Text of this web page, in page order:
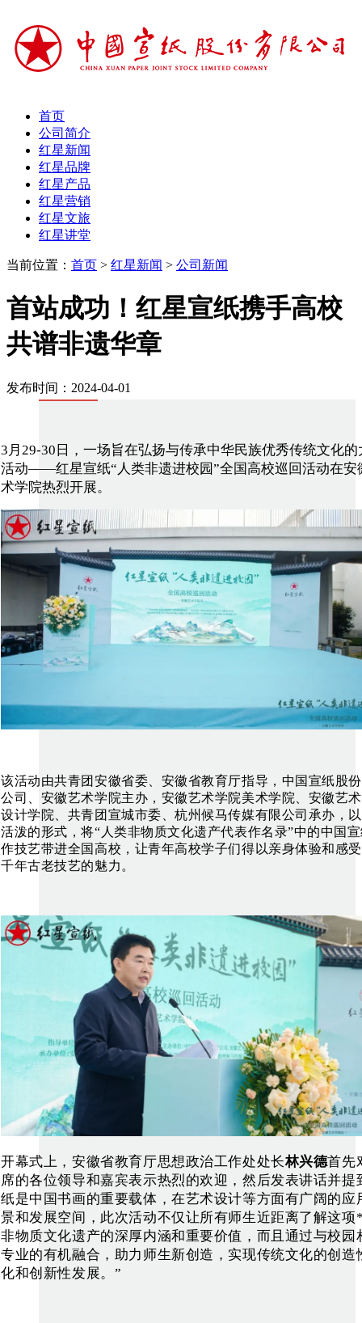
首页
公司简介
红星新闻
红星品牌
红星产品
红星营销
红星文旅
红星讲堂
当前位置： 首页 > 红星新闻 > 公司新闻
首站成功！红星宣纸携手高校
共谱非遗华章
发布时间：2024-04-01
3月29-30日，一场旨在弘扬与传承中华民族优秀传统文化的
活动——红星宣纸“人类非遗进校园”全国高校巡回活动在安
术学院热烈开展。
该活动由共青团安徽省委、安徽省教育厅指导，中国宣纸股
公司、安徽艺术学院主办，安徽艺术学院美术学院、安徽艺
设计学院、共青团宣城市委、杭州候马传媒有限公司承办，
活泼的形式，将“人类非物质文化遗产代表作名录”中的中国
作技艺带进全国高校，让青年高校学子们得以亲身体验和感
千年古老技艺的魅力。
开幕式上，安徽省教育厅思想政治工作处处长林兴德首先
席的各位领导和嘉宾表示热烈的欢迎，然后发表讲话并提
纸是中国书画的重要载体，在艺术设计等方面有广阔的应
景和发展空间，此次活动不仅让所有师生近距离了解这
非物质文化遗产的深厚内涵和重要价值，而且通过与校园
专业的有机融合，助力师生新创造，实现传统文化的创造
化和创新性发展。”